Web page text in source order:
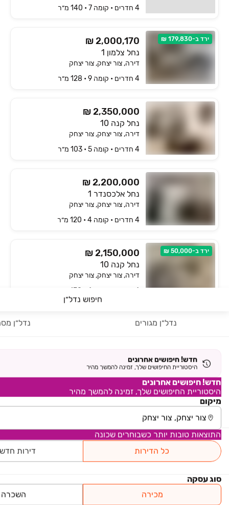
חיפוש נדל״ן
נדל״ן מגורים נדל״ן
חדש! חיפושים אחרונים
היסטוריית החיפושים שלך, זמינה להמשך מהיר
חדש! חיפושים אחרונים
היסטוריית החיפושים שלך, זמינה להמשך מהיר
מיקום
התוצאות טובות יותר כשבוחרים שכונה
כל הדירות
דירות
סוג עסקה
מכירה
השכרה
4 חדרים • קומה ‎7‏ • 140 מ״ר
ירד ב-179,830 ₪ ₪ 2,000,170
נחל צלמון 1
דירה, צור יצחק, צור יצחק
4 חדרים • קומה ‎9‏ • 128 מ״ר
₪ 2,350,000
נחל קנה 10
דירה, צור יצחק, צור יצחק
4 חדרים • קומה ‎5‏ • 103 מ״ר
₪ 2,200,000
נחל אלכסנדר 1
דירה, צור יצחק, צור יצחק
4 חדרים • קומה ‎4‏ • 120 מ״ר
ירד ב-50,000 ₪ ₪ 2,150,000
נחל קנה 10
דירה, צור יצחק, צור יצחק
4 חדרים • קומה ‎4‏ • 130 מ״ר
H13 - הדגל העברי
החל מ-
פרויקט במבצע B&H בורוכוב רעננה
למידע נוסף
המיקום שמחבר בין הכול
שחיפשת